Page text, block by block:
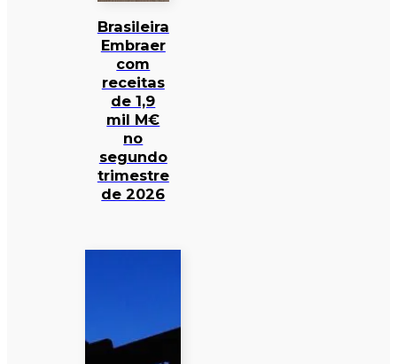
Brasileira
Embraer
com
receitas
de 1,9
mil M€
no
segundo
trimestre
de 2026